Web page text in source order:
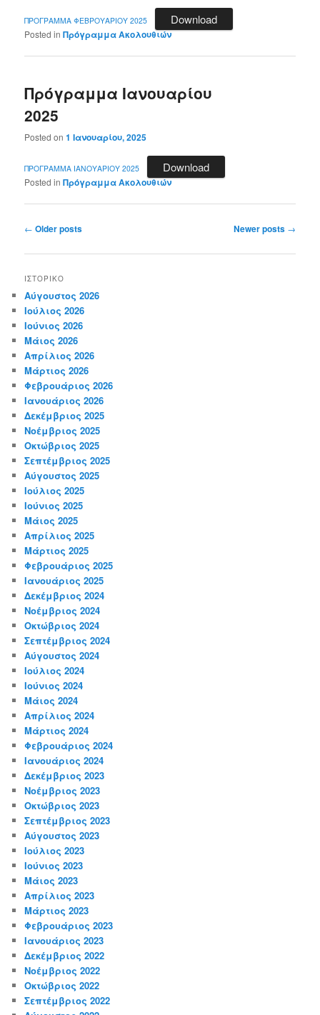
ΠΡΟΓΡΑΜΜΑ ΦΕΒΡΟΥΑΡΙΟΥ 2025 Download
Posted in Πρόγραμμα Ακολουθιών
Πρόγραμμα Ιανουαρίου
2025
Posted on1 Ιανουαρίου, 2025
ΠΡΟΓΡΑΜΜΑ ΙΑΝΟΥΑΡΙΟΥ 2025 Download
Posted in Πρόγραμμα Ακολουθιών
Post
← Older posts Newer posts →
ΙΣΤΟΡΙΚΌ
Αύγουστος 2026
Ιούλιος 2026
Ιούνιος 2026
Μάιος 2026
Απρίλιος 2026
Μάρτιος 2026
Φεβρουάριος 2026
Ιανουάριος 2026
Δεκέμβριος 2025
Νοέμβριος 2025
Οκτώβριος 2025
Σεπτέμβριος 2025
Αύγουστος 2025
Ιούλιος 2025
Ιούνιος 2025
Μάιος 2025
Απρίλιος 2025
Μάρτιος 2025
Φεβρουάριος 2025
Ιανουάριος 2025
Δεκέμβριος 2024
Νοέμβριος 2024
Οκτώβριος 2024
Σεπτέμβριος 2024
Αύγουστος 2024
Ιούλιος 2024
Ιούνιος 2024
Μάιος 2024
Απρίλιος 2024
Μάρτιος 2024
Φεβρουάριος 2024
Ιανουάριος 2024
Δεκέμβριος 2023
Νοέμβριος 2023
Οκτώβριος 2023
Σεπτέμβριος 2023
Αύγουστος 2023
Ιούλιος 2023
Ιούνιος 2023
Μάιος 2023
Απρίλιος 2023
Μάρτιος 2023
Φεβρουάριος 2023
Ιανουάριος 2023
Δεκέμβριος 2022
Νοέμβριος 2022
Οκτώβριος 2022
Σεπτέμβριος 2022